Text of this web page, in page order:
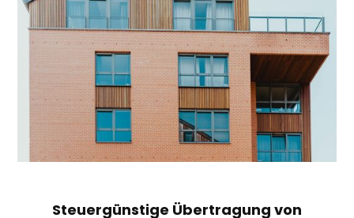
Steuergünstige Übertragung von